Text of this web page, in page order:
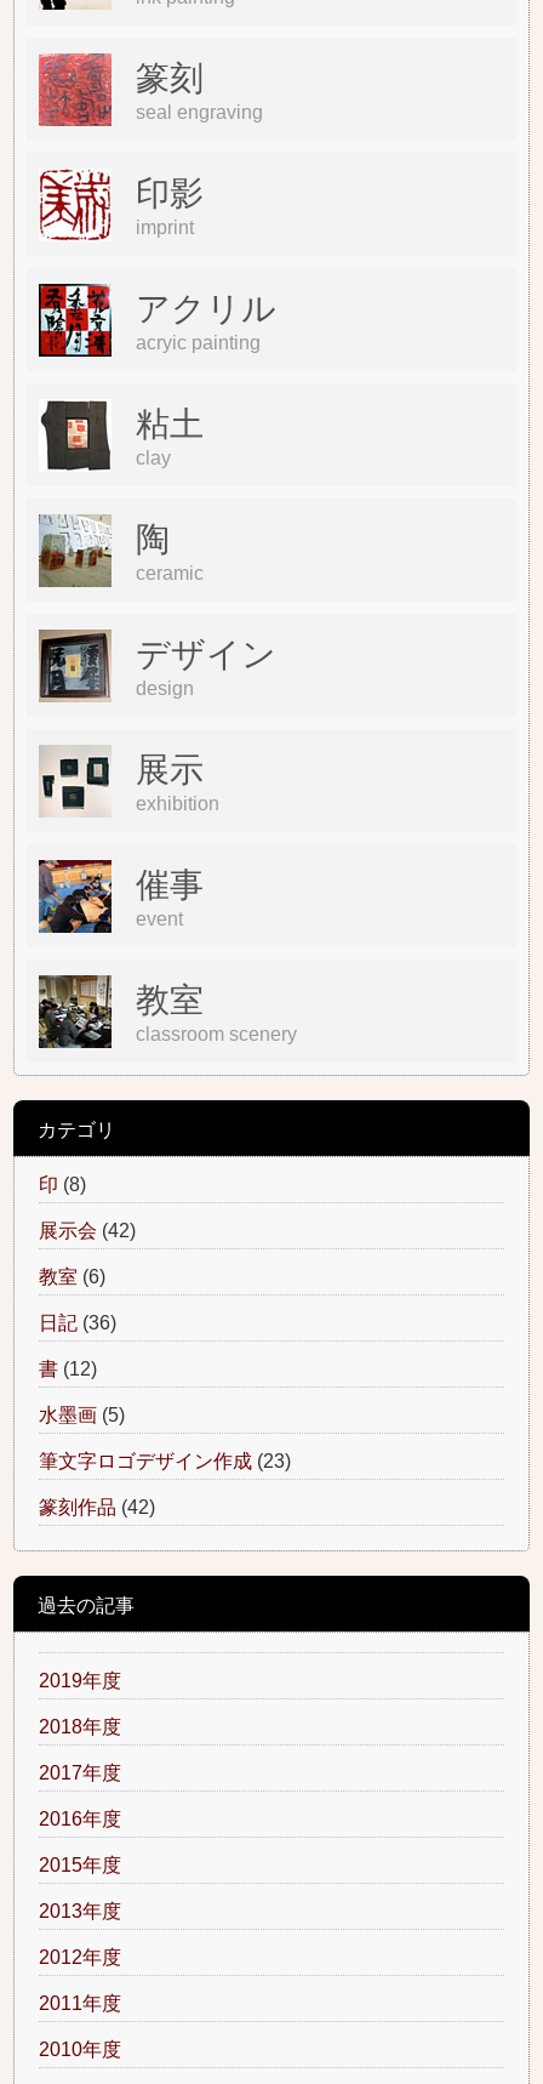
篆刻
seal engraving
印影
imprint
アクリル
acryic painting
粘土
clay
陶
ceramic
デザイン
design
展示
exhibition
催事
event
教室
classroom scenery
カテゴリ
印 (8)
展示会 (42)
教室 (6)
日記 (36)
書 (12)
水墨画 (5)
筆文字ロゴデザイン作成 (23)
篆刻作品 (42)
過去の記事
2019年度
2018年度
2017年度
2016年度
2015年度
2013年度
2012年度
2011年度
2010年度